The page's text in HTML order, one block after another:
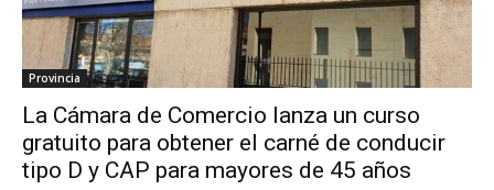
Provincia
La Cámara de Comercio lanza un curso
gratuito para obtener el carné de conducir
tipo D y CAP para mayores de 45 años